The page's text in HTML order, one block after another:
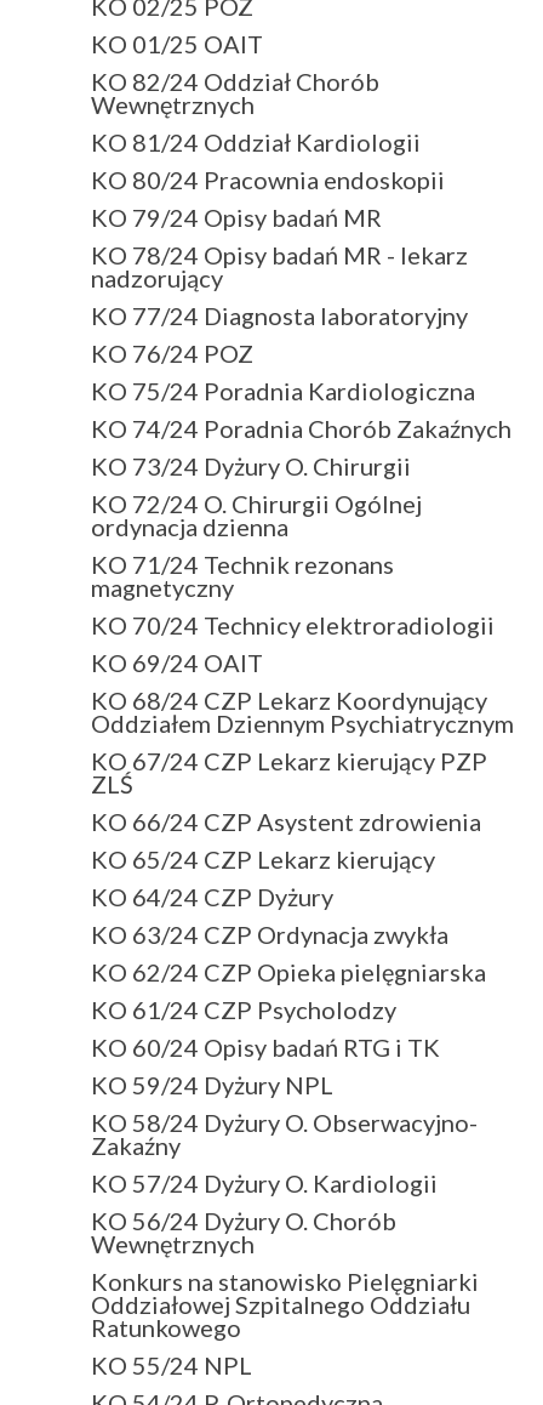
KO 02/25 POZ
KO 01/25 OAIT
KO 82/24 Oddział Chorób
Wewnętrznych
KO 81/24 Oddział Kardiologii
KO 80/24 Pracownia endoskopii
KO 79/24 Opisy badań MR
KO 78/24 Opisy badań MR - lekarz
nadzorujący
KO 77/24 Diagnosta laboratoryjny
KO 76/24 POZ
KO 75/24 Poradnia Kardiologiczna
KO 74/24 Poradnia Chorób Zakaźnych
KO 73/24 Dyżury O. Chirurgii
KO 72/24 O. Chirurgii Ogólnej
ordynacja dzienna
KO 71/24 Technik rezonans
magnetyczny
KO 70/24 Technicy elektroradiologii
KO 69/24 OAIT
KO 68/24 CZP Lekarz Koordynujący
Oddziałem Dziennym Psychiatrycznym
KO 67/24 CZP Lekarz kierujący PZP
ZLŚ
KO 66/24 CZP Asystent zdrowienia
KO 65/24 CZP Lekarz kierujący
KO 64/24 CZP Dyżury
KO 63/24 CZP Ordynacja zwykła
KO 62/24 CZP Opieka pielęgniarska
KO 61/24 CZP Psycholodzy
KO 60/24 Opisy badań RTG i TK
KO 59/24 Dyżury NPL
KO 58/24 Dyżury O. Obserwacyjno-
Zakaźny
KO 57/24 Dyżury O. Kardiologii
KO 56/24 Dyżury O. Chorób
Wewnętrznych
Konkurs na stanowisko Pielęgniarki
Oddziałowej Szpitalnego Oddziału
Ratunkowego
KO 55/24 NPL